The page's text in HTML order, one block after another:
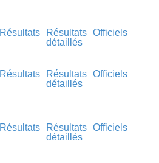
Résultats
Résultats
détaillés
Officiels
Résultats
Résultats
détaillés
Officiels
Résultats
Résultats
détaillés
Officiels